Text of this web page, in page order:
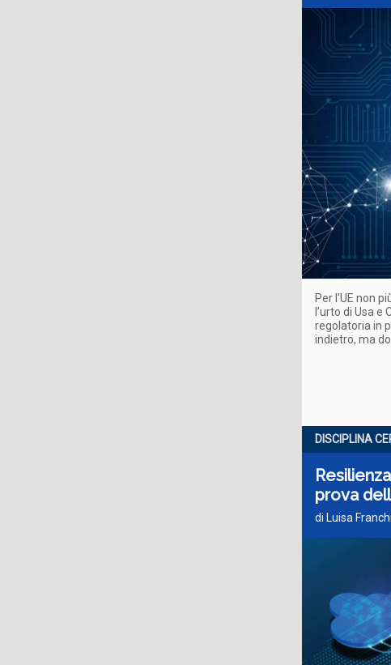
Per l'UE non
l’urto di Usa
regolatoria in
indietro, ma
DISCIPLINA
prova
di Luisa